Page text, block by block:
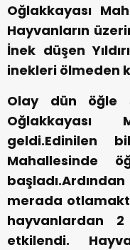
Oğlakkayası
Hayvanların
İnek düşen
inekleri ölmeden
Olay dün öğle
Oğlakkayası
geldi.Edinilen
Mahallesinde
başladı.Ardından
merada
hayvanlardan 2
etkilendi.